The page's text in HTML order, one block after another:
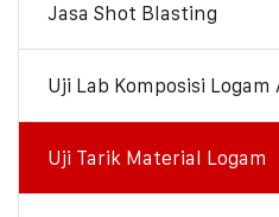
Jasa Shot Blasting
Uji Lab Komposisi
Uji Tarik Material Logam